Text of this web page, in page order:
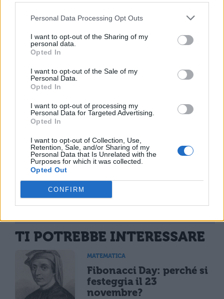
Personal Data Processing Opt Outs
I want to opt-out of the Sharing of my
personal data.
Opted In
I want to opt-out of the Sale of my
Personal Data.
Opted In
I want to opt-out of processing my
Personal Data for Targeted Advertising.
Opted In
I want to opt-out of Collection, Use,
Retention, Sale, and/or Sharing of my
Personal Data that Is Unrelated with the
Purposes for which it was collected.
Opted Out
CONFIRM
naturali. Per esempio in chimica, il grado di
acidità di una soluzione acquosa, il
cosiddetto pH, si esprime mediante dei
logaritmi. Esso è dato appunto dal valore
del logaritmo naturale (cambiato di segno)
del “contenuto” di ioni di idrogeno presenti
nella soluzione. (segue nel file da
scaricare)
Scarica il contenuto
TI POTREBBE INTERESSARE
MATEMATICA
Fibonacci Day: perché si
festeggia il 23
novembre?